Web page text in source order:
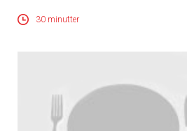
30 minutter